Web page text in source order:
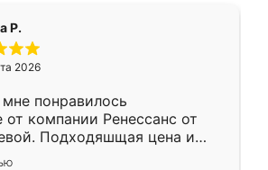
Р.
2026
понравилось
компании Ренессанс от
Подходяшщая цена и
изготовления. Приехавший